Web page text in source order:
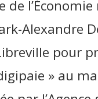
de
Alexandre
pour
» au